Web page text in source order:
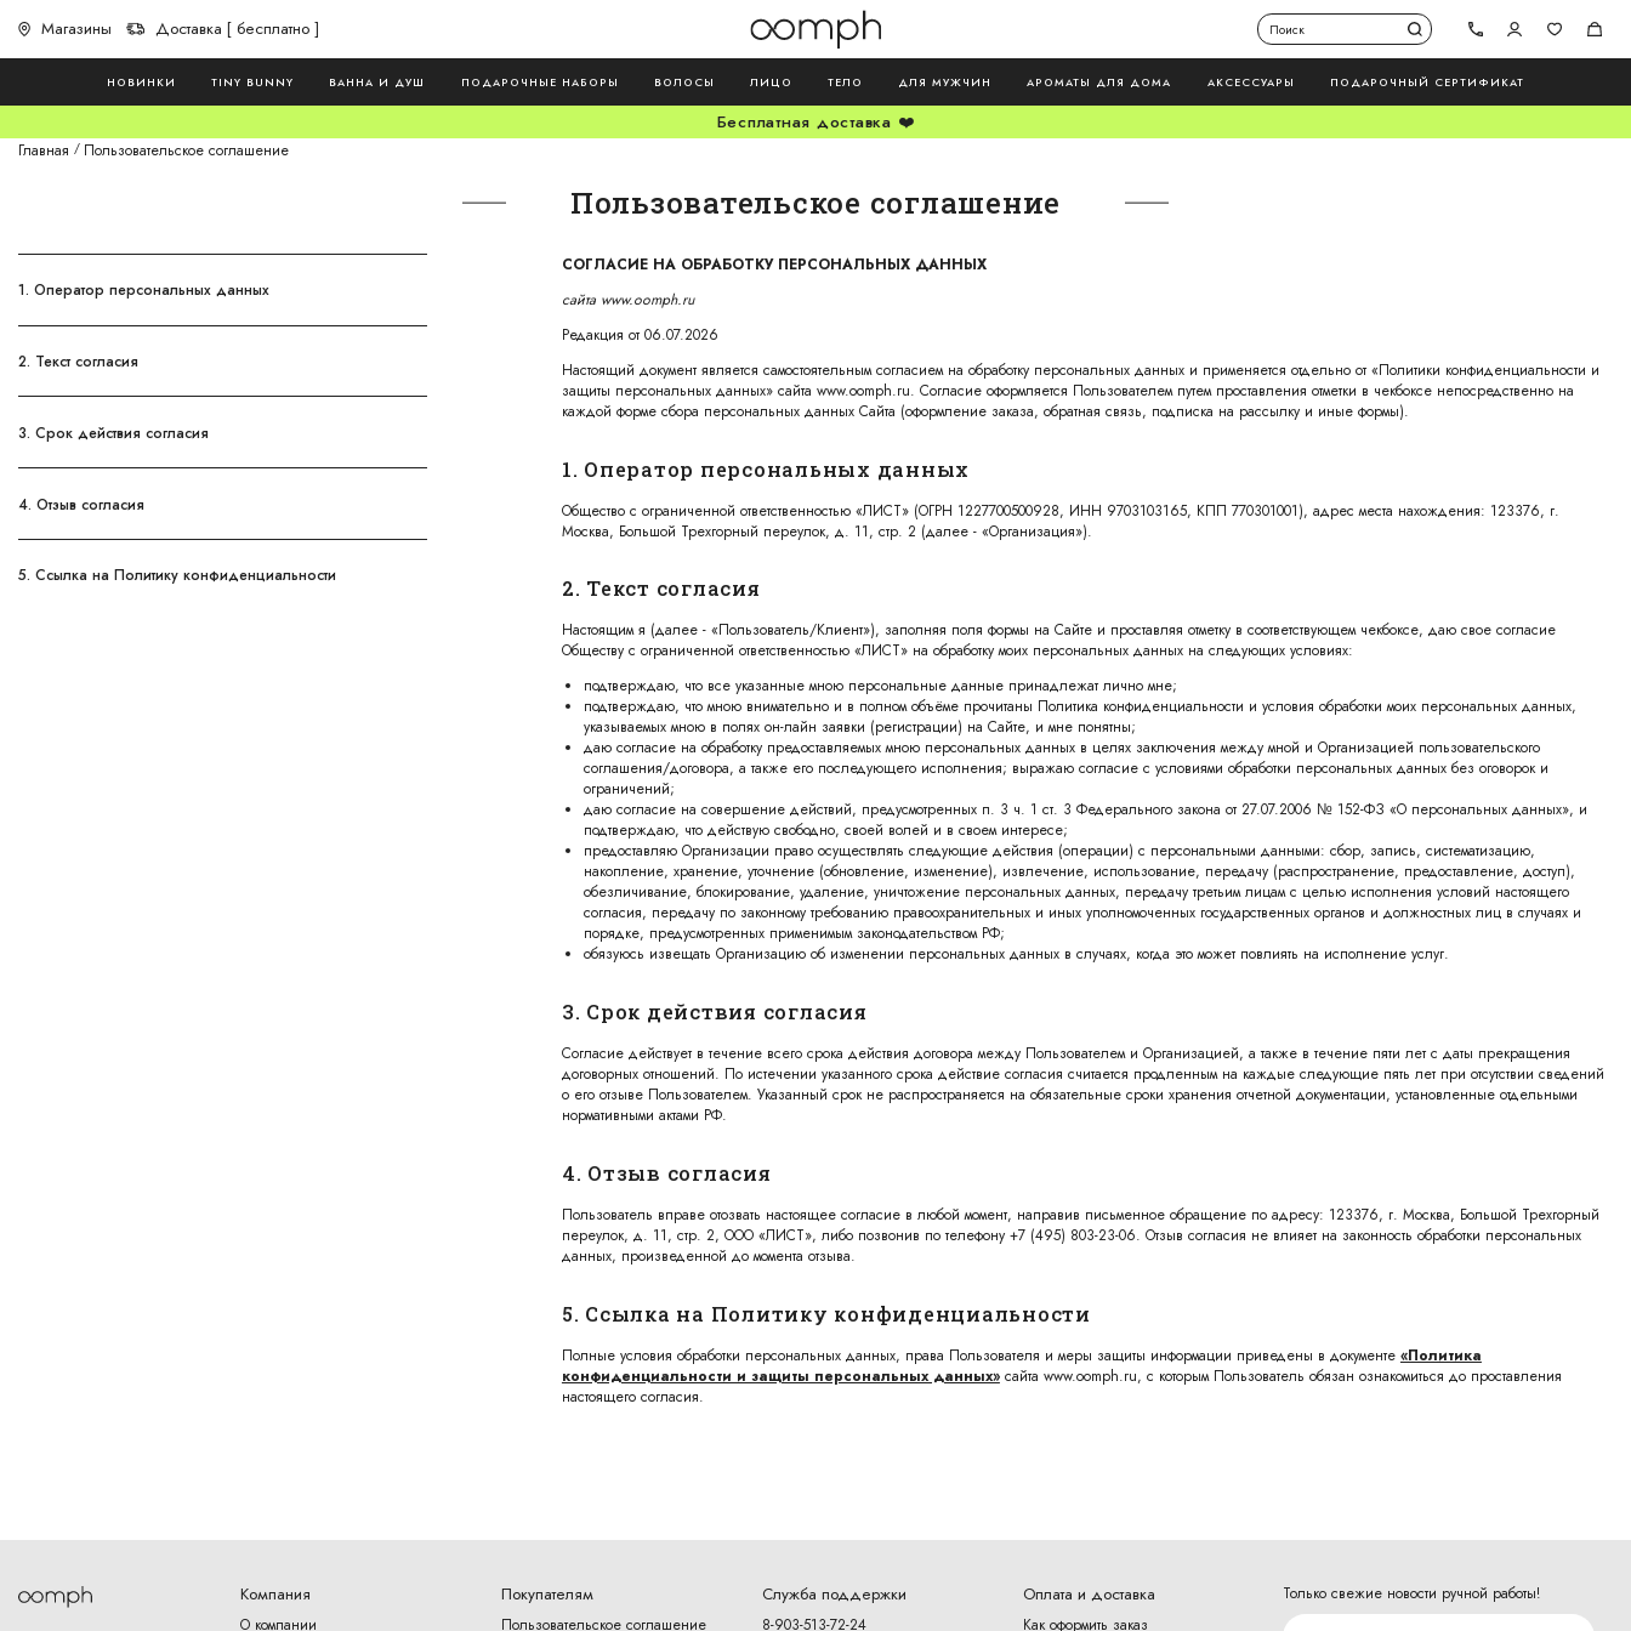
Магазины Доставка [ бесплатно ]
НОВИНКИ TINY BUNNY ВАННА И ДУШ ПОДАРОЧНЫЕ НАБОРЫ ВОЛОСЫ ЛИЦО ТЕЛО ДЛЯ МУЖЧИН АРОМАТЫ ДЛЯ ДОМА АКСЕССУАРЫ ПОДАРОЧНЫЙ СЕРТИФИКАТ
Бесплатная доставка ❤️
Главная Пользовательское соглашение
Пользовательское соглашение
1. Оператор персональных данных
2. Текст согласия
3. Срок действия согласия
4. Отзыв согласия
5. Ссылка на Политику конфиденциальности
СОГЛАСИЕ НА ОБРАБОТКУ ПЕРСОНАЛЬНЫХ ДАННЫХ
сайта www.oomph.ru
Редакция от 06.07.2026
Настоящий документ является самостоятельным согласием на обработку персональных данных и применяется отдельно от «Политики конфиденциальности и
защиты персональных данных» сайта www.oomph.ru. Согласие оформляется Пользователем путем проставления отметки в чекбоксе непосредственно на
каждой форме сбора персональных данных Сайта (оформление заказа, обратная связь, подписка на рассылку и иные формы).
1. Оператор персональных данных
Общество с ограниченной ответственностью «ЛИСТ» (ОГРН 1227700500928, ИНН 9703103165, КПП 770301001), адрес места нахождения: 123376, г.
Москва, Большой Трехгорный переулок, д. 11, стр. 2 (далее - «Организация»).
2. Текст согласия
Настоящим я (далее - «Пользователь/Клиент»), заполняя поля формы на Сайте и проставляя отметку в соответствующем чекбоксе, даю свое согласие
Обществу с ограниченной ответственностью «ЛИСТ» на обработку моих персональных данных на следующих условиях:
подтверждаю, что все указанные мною персональные данные принадлежат лично мне;
подтверждаю, что мною внимательно и в полном объёме прочитаны Политика конфиденциальности и условия обработки моих персональных данных,
указываемых мною в полях он-лайн заявки (регистрации) на Сайте, и мне понятны;
даю согласие на обработку предоставляемых мною персональных данных в целях заключения между мной и Организацией пользовательского
соглашения/договора, а также его последующего исполнения; выражаю согласие с условиями обработки персональных данных без оговорок и
ограничений;
даю согласие на совершение действий, предусмотренных п. 3 ч. 1 ст. 3 Федерального закона от 27.07.2006 № 152-ФЗ «О персональных данных», и
подтверждаю, что действую свободно, своей волей и в своем интересе;
предоставляю Организации право осуществлять следующие действия (операции) с персональными данными: сбор, запись, систематизацию,
накопление, хранение, уточнение (обновление, изменение), извлечение, использование, передачу (распространение, предоставление, доступ),
обезличивание, блокирование, удаление, уничтожение персональных данных, передачу третьим лицам с целью исполнения условий настоящего
согласия, передачу по законному требованию правоохранительных и иных уполномоченных государственных органов и должностных лиц в случаях и
порядке, предусмотренных применимым законодательством РФ;
обязуюсь извещать Организацию об изменении персональных данных в случаях, когда это может повлиять на исполнение услуг.
3. Срок действия согласия
Согласие действует в течение всего срока действия договора между Пользователем и Организацией, а также в течение пяти лет с даты прекращения
договорных отношений. По истечении указанного срока действие согласия считается продленным на каждые следующие пять лет при отсутствии сведений
о его отзыве Пользователем. Указанный срок не распространяется на обязательные сроки хранения отчетной документации, установленные отдельными
нормативными актами РФ.
4. Отзыв согласия
Пользователь вправе отозвать настоящее согласие в любой момент, направив письменное обращение по адресу: 123376, г. Москва, Большой Трехгорный
переулок, д. 11, стр. 2, ООО «ЛИСТ», либо позвонив по телефону +7 (495) 803-23-06. Отзыв согласия не влияет на законность обработки персональных
данных, произведенной до момента отзыва.
5. Ссылка на Политику конфиденциальности
Полные условия обработки персональных данных, права Пользователя и меры защиты информации приведены в документе «Политика
конфиденциальности и защиты персональных данных»сайта www.oomph.ru, с которым Пользователь обязан ознакомиться до проставления
настоящего согласия.
Служба поддержки
8-903-513-72-24
Оплата и доставка
Как оформить заказ
Компания
О компании
Покупателям
Пользовательское соглашение
Только свежие новости ручной работы!